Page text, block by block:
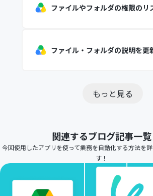
ファイルやフォルダの権限のリ
ファイル・フォルダの説明を更
もっと見る
関連するブログ記事一覧
今回使用したアプリを使って業務を自動化する方法を
す！